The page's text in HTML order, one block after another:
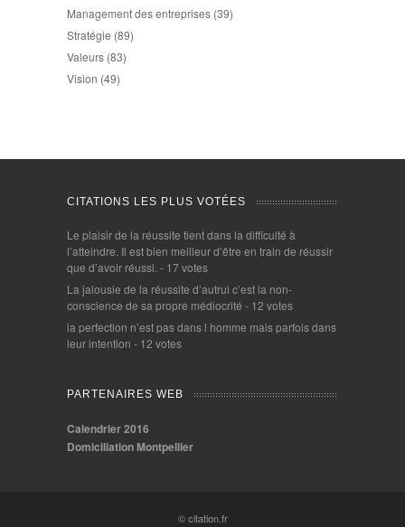
Management des entreprises (39)
Stratégie (89)
Valeurs (83)
Vision (49)
CITATIONS LES PLUS VOTÉES
Le plaisir de la réussite tient dans la difficulté à
l’atteindre. Il est bien meilleur d’être en train de réussir
que d’avoir réussi. - 17 votes
La jalousie de la réussite d’autrui c’est la non-
conscience de sa propre médiocrité - 12 votes
la perfection n’est pas dans l homme mais parfois dans
leur intention - 12 votes
PARTENAIRES WEB
Calendrier 2016
Domiciliation Montpellier
© citation.fr